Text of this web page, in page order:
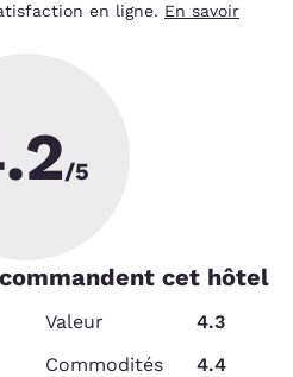
en ligne. En savoir
/5
cet hôtel
Valeur
4.3
Commodités
4.4